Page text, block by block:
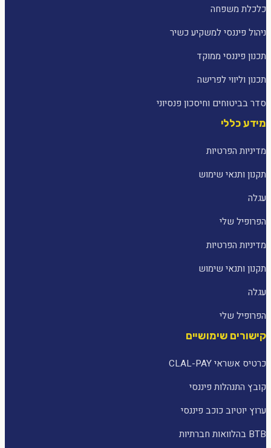
כלכלת משפחה
ניהול פיננסי למשקיע כשיר
תכנון פיננסי ממוקד
תכנון וליווי לפרישה
סדר בביטוחים וחיסכון פנסיוני
מידע כללי
מדיניות הפרטיות
תקנון ותנאי שימוש
עגלה
הפרופיל שלי
מדיניות הפרטיות
תקנון ותנאי שימוש
עגלה
הפרופיל שלי
קישורים שימושיים
כרטיס אשראי CLAL-PAY
קובץ התנהלות פיננסי
ערוץ יוטיוב כוכב פיננסי
BTB בהלוואות חברתיות